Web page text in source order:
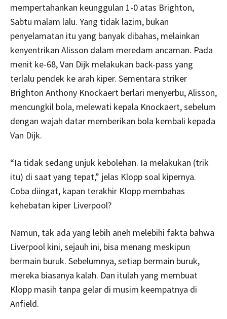
mempertahankan keunggulan 1-0 atas Brighton,
Sabtu malam lalu. Yang tidak lazim, bukan
penyelamatan itu yang banyak dibahas, melainkan
kenyentrikan Alisson dalam meredam ancaman. Pada
menit ke-68, Van Dijk melakukan back-pass yang
terlalu pendek ke arah kiper. Sementara striker
Brighton Anthony Knockaert berlari menyerbu, Alisson,
mencungkil bola, melewati kepala Knockaert, sebelum
dengan wajah datar memberikan bola kembali kepada
Van Dijk.
“Ia tidak sedang unjuk kebolehan. Ia melakukan (trik
itu) di saat yang tepat,” jelas Klopp soal kipernya.
Coba diingat, kapan terakhir Klopp membahas
kehebatan kiper Liverpool?
Namun, tak ada yang lebih aneh melebihi fakta bahwa
Liverpool kini, sejauh ini, bisa menang meskipun
bermain buruk. Sebelumnya, setiap bermain buruk,
mereka biasanya kalah. Dan itulah yang membuat
Klopp masih tanpa gelar di musim keempatnya di
Anfield.